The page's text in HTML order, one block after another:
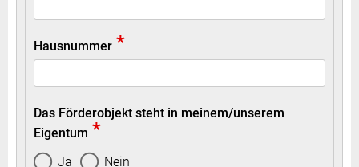
Hausnummer *
Das Förderobjekt steht in meinem/unserem
Eigentum *
Ja Nein